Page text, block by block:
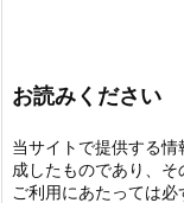
お読みください
当サイトで提供する
成したものであり、そ
ご利用にあたっては必